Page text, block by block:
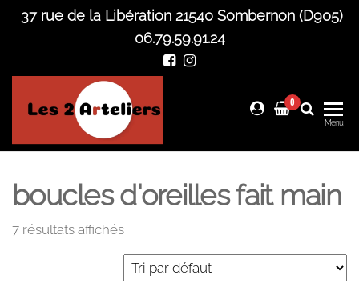
Skip
content
37 rue de la Libération 21540 Sombernon (D905)
06.79.59.91.24
Arteliers
0
Menu
boucles d'oreilles fait main
7 résultats affichés